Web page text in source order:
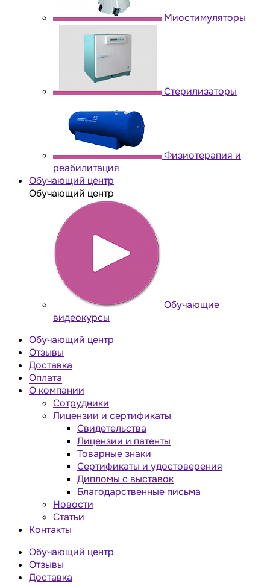
Миостимуляторы
Стерилизаторы
Физиотерапия и
реабилитация
Обучающий центр
Обучающий центр
Обучающие
видеокурсы
Обучающий центр
Отзывы
Доставка
Оплата
О компании
Сотрудники
Лицензии и сертификаты
Свидетельства
Лицензии и патенты
Товарные знаки
Сертификаты и удостоверения
Дипломы с выставок
Благодарственные письма
Новости
Статьи
Контакты
Обучающий центр
Отзывы
Доставка